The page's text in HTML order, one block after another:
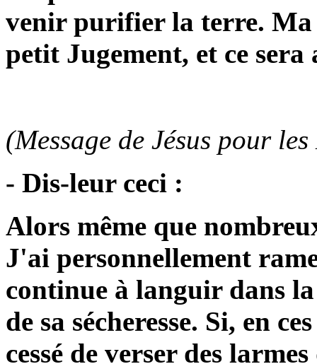
venir purifier la terre.
petit Jugement, et ce
(Message de Jésus pour
- Dis-leur ceci :
Alors même que
J'ai personnellement
continue à languir dans
de sa sécheresse. Si, en
cessé de verser des